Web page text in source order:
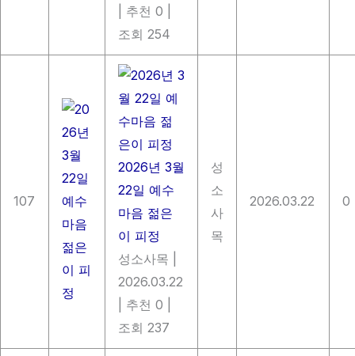
추천 0
조회 254
107
2026년 3월
22일 예수
마음 젊은
이 피정
성소사목
2026.03.22
추천 0
조회 237
성
소
사
목
2026.03.22 0